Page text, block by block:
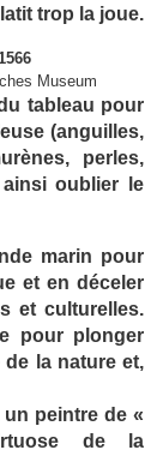
trop la joue.
Museum
tableau pour
(anguilles,
perles,
oublier le
marin pour
et en déceler
et culturelles.
pour plonger
la nature et,
peintre de «
de la